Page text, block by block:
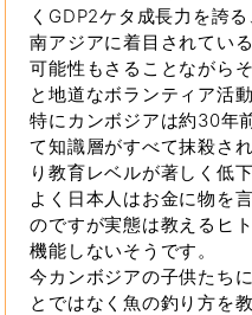
くGDP2ケタ成長力を誇
南アジアに着目されてい
可能性もさることながら
と地道なボランティア活
特にカンボジアは約30年
て知識層がすべて抹殺さ
り教育レベルが著しく低
よく日本人はお金に物を
のですが実態は教えるヒ
機能しないそうです。
今カンボジアの子供たち
とではなく魚の釣り方を教